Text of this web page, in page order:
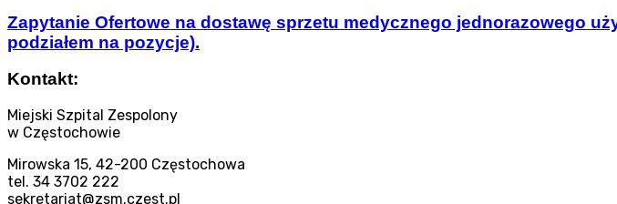
Zapytanie Ofertowe na dostawę sprzetu medycznego jednorazowego
podziałem na pozycje).
Kontakt:
Miejski Szpital Zespolony
w Częstochowie
Mirowska 15, 42-200 Częstochowa
tel. 34 3702 222
sekretariat@zsm.czest.pl